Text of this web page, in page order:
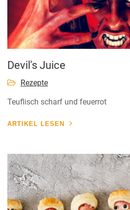
Devil's Juice
Rezepte
Teuflisch scharf und feuerrot
ARTIKEL LESEN